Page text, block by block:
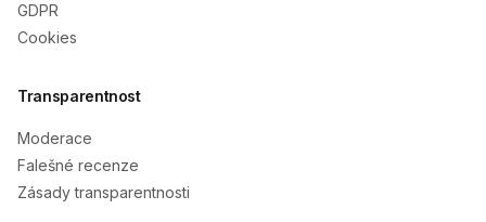
GDPR
Cookies
Transparentnost
Moderace
Falešné recenze
Zásady transparentnosti